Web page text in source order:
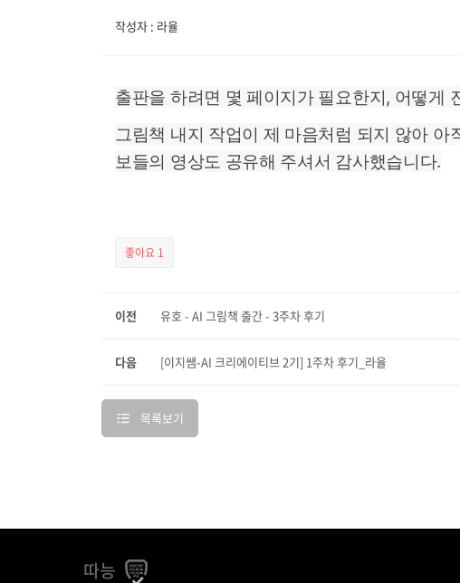
작성자 : 라율
출판을 하려면 몇 페이지가 필요한지, 어떻게
그림책 내지 작업이 제 마음처럼 되지 않아 아
보들의 영상도 공유해 주셔서 감사했습니다.
좋아요 1
이전 유호 - AI 그림책 출간 - 3주차 후기
[이지쌤-AI 크리에이티브 2기] 1주차 후기_라율
다음
목록보기
따능